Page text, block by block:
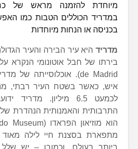
מיוחדת להזמנה מראש של
במדריד הכוללים הטבות כמו
בכניסה או הנחות מיוחדות
מדריד היא עיר הבירה והעיר
איש, כאשר בשטח העיר רבתי,
לכמעט 6.5 מיליון.
התרבותית והאמנותית הנהדרת
מתפארת בסצנת חיי לילה מאוד
ביותר בעולם, וכמובן – יש